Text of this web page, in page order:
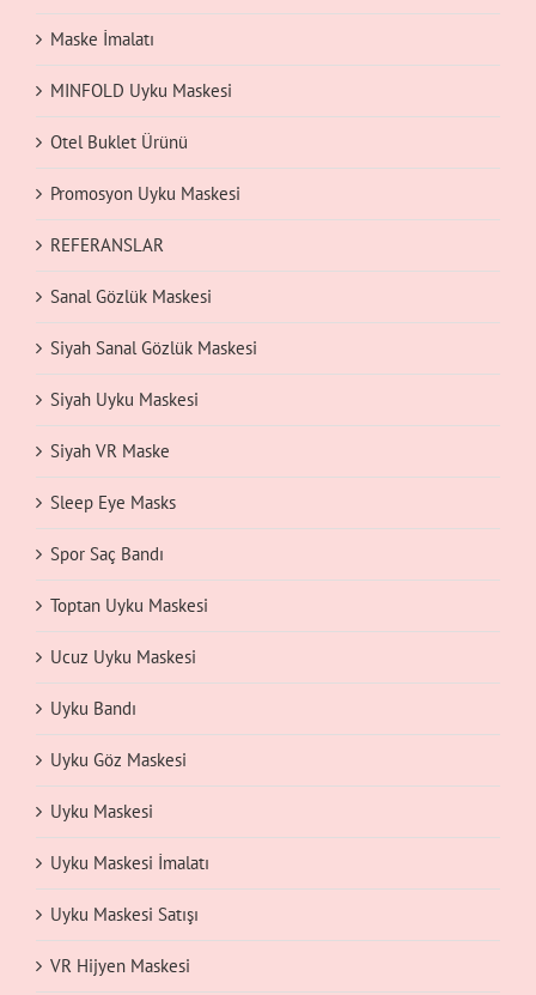
Maske İmalatı
MINFOLD Uyku Maskesi
Otel Buklet Ürünü
Promosyon Uyku Maskesi
REFERANSLAR
Sanal Gözlük Maskesi
Siyah Sanal Gözlük Maskesi
Siyah Uyku Maskesi
Siyah VR Maske
Sleep Eye Masks
Spor Saç Bandı
Toptan Uyku Maskesi
Ucuz Uyku Maskesi
Uyku Bandı
Uyku Göz Maskesi
Uyku Maskesi
Uyku Maskesi İmalatı
Uyku Maskesi Satışı
VR Hijyen Maskesi